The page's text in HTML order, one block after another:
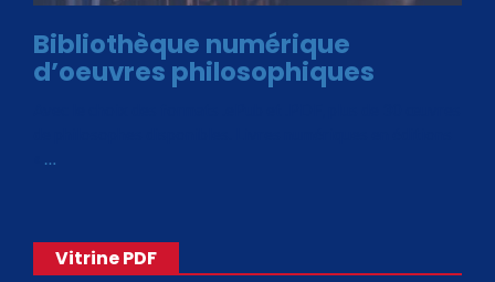
Bibliothèque numérique
d’oeuvres philosophiques
Vitrine PDF